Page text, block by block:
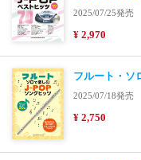
2025/07/25発売
¥ 2,970
フルート・ソ
2025/07/18発売
¥ 2,750